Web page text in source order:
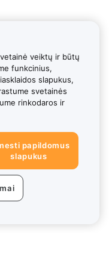
veiktų ir būtų
funkcinius,
slapukus,
svetainės
rinkodaros ir
papildomus
slapukus